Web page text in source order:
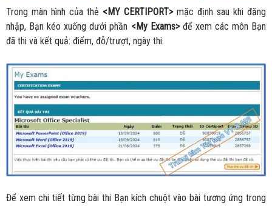
Trong màn hình của thẻ <MY CERTIPORT>mặc định sau khi đăng
nhập, Bạn kéo xuống dưới phần <My Exams>để xem các môn Bạn
đã thi và kết quả: điểm, đỗ/trượt, ngày thi.
Để xem chi tiết từng bài thi Bạn kích chuột vào bài tương ứng trong